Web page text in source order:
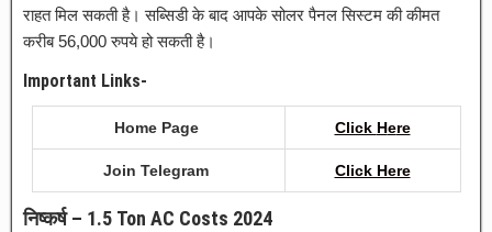
राहत मिल सकती है। सब्सिडी के बाद आपके सोलर पैनल सिस्टम की कीमत
करीब 56,000 रुपये हो सकती है।
Important Links-
Home Page Click Here
Join Telegram Click Here
निष्कर्ष – 1.5 Ton AC Costs 2024